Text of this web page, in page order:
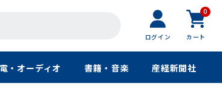
ログイン
0
カート
・オーディオ 書籍・音楽 産経新聞社